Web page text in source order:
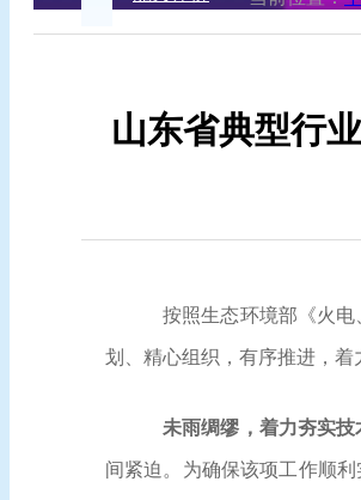
山东省典型行
按照生态环境部《火
划、精心组织，有序推进，
未雨绸缪，着力夯实技
间紧迫。为确保该项工作顺利